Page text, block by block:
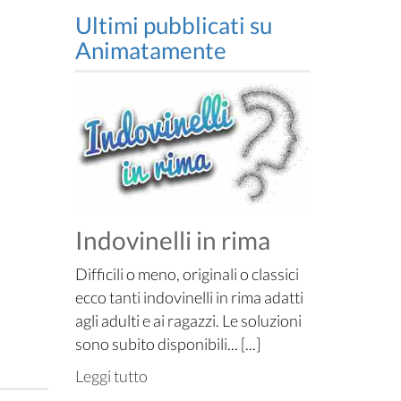
Ultimi pubblicati su
Animatamente
Indovinelli in rima
Difficili o meno, originali o classici
ecco tanti indovinelli in rima adatti
agli adulti e ai ragazzi. Le soluzioni
sono subito disponibili... [...]
Leggi tutto